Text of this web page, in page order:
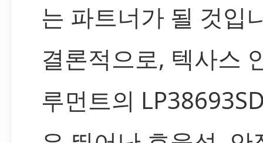
는 파트너가 될 것입
결론적으로, 텍사스
루먼트의